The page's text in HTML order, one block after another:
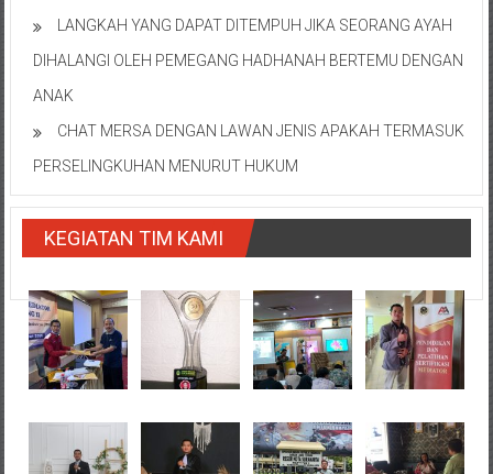
LANGKAH YANG DAPAT DITEMPUH JIKA SEORANG AYAH
DIHALANGI OLEH PEMEGANG HADHANAH BERTEMU DENGAN
ANAK
CHAT MERSA DENGAN LAWAN JENIS APAKAH TERMASUK
PERSELINGKUHAN MENURUT HUKUM
KEGIATAN TIM KAMI